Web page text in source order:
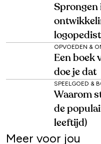
Sprongen
logopedist
OPVOEDEN &
Een boek
doe je dat
SPEELGOED &
Waarom
de
leeftijd)
Meer voor jou